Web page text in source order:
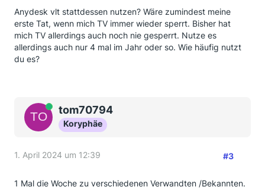
Anydesk vlt stattdessen nutzen? Wäre zumindest meine
erste Tat, wenn mich TV immer wieder sperrt. Bisher hat
mich TV allerdings auch noch nie gesperrt. Nutze es
allerdings auch nur 4 mal im Jahr oder so. Wie häufig nutzt
du es?
Onlinetom70794
Koryphäe
1. April 2024 um 12:39 #3
1 Mal die Woche zu verschiedenen Verwandten /Bekannten.